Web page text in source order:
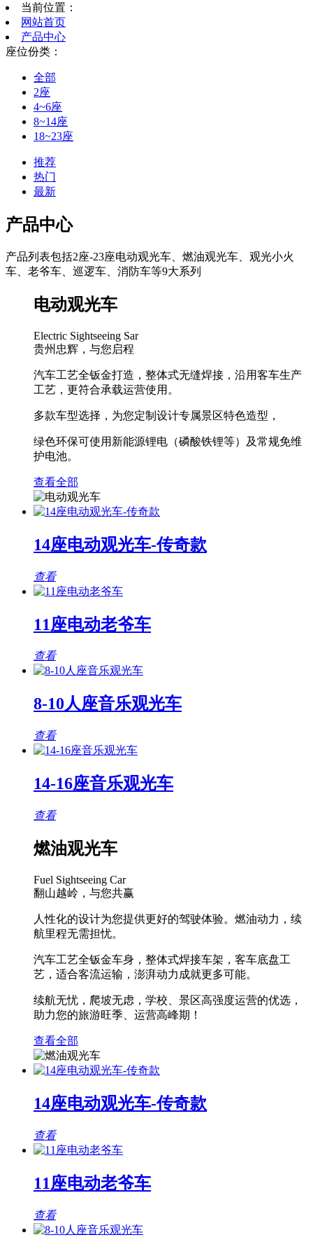
当前位置：
网站首页
产品中心
座位份类：
全部
2座
4~6座
8~14座
18~23座
推荐
热门
最新
产品中心
产品列表包括2座-23座电动观光车、燃油观光车、观光小火
车、老爷车、巡逻车、消防车等9大系列
电动观光车
Electric Sightseeing Sar
贵州忠辉，与您启程
汽车工艺全钣金打造，整体式无缝焊接，沿用客车生产
工艺，更符合承载运营使用。
多款车型选择，为您定制设计专属景区特色造型，
绿色环保可使用新能源锂电（磷酸铁锂等）及常规免维
护电池。
查看全部
14座电动观光车-传奇款
查看
11座电动老爷车
查看
8-10人座音乐观光车
查看
14-16座音乐观光车
查看
燃油观光车
Fuel Sightseeing Car
翻山越岭，与您共赢
人性化的设计为您提供更好的驾驶体验。燃油动力，续
航里程无需担忧。
汽车工艺全钣金车身，整体式焊接车架，客车底盘工
艺，适合客流运输，澎湃动力成就更多可能。
续航无忧，爬坡无虑，学校、景区高强度运营的优选，
助力您的旅游旺季、运营高峰期！
查看全部
14座电动观光车-传奇款
查看
11座电动老爷车
查看